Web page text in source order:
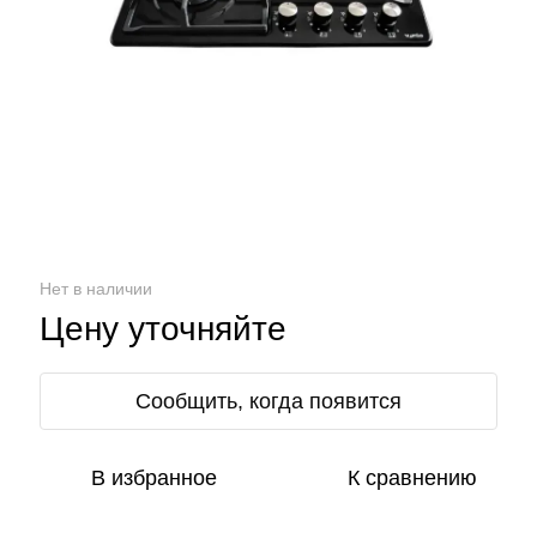
Нет в наличии
Цену уточняйте
Сообщить, когда появится
В избранное К сравнению